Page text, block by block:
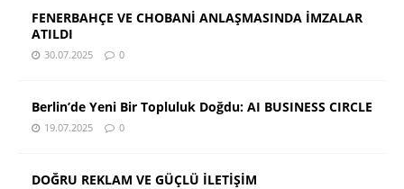
FENERBAHÇE VE CHOBANİ ANLAŞMASINDA İMZALAR
ATILDI
30.07.2025 0
Berlin’de Yeni Bir Topluluk Doğdu: AI BUSINESS CIRCLE
19.07.2025 0
DOĞRU REKLAM VE GÜÇLÜ İLETİŞİM